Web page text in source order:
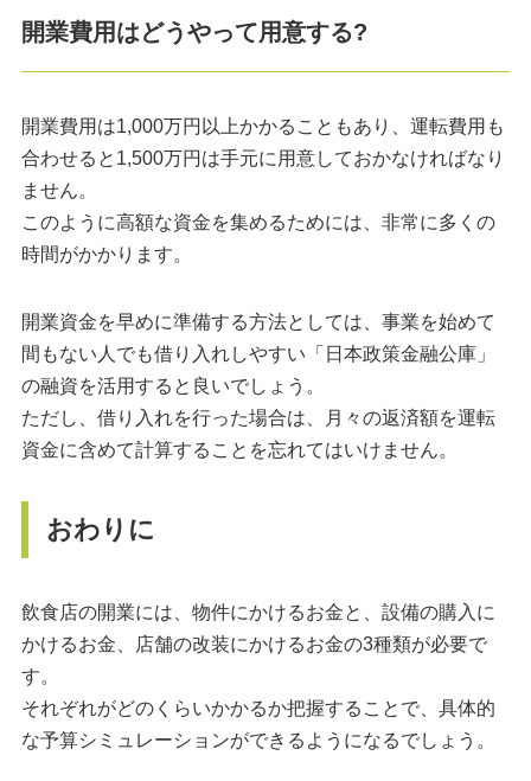
開業費用はどうやって用意する?
開業費用は1,000万円以上かかることもあり、運転費用も
合わせると1,500万円は手元に用意しておかなければなり
ません。
このように高額な資金を集めるためには、非常に多くの
時間がかかります。
開業資金を早めに準備する方法としては、事業を始めて
間もない人でも借り入れしやすい「日本政策金融公庫」
の融資を活用すると良いでしょう。
ただし、借り入れを行った場合は、月々の返済額を運転
資金に含めて計算することを忘れてはいけません。
おわりに
飲食店の開業には、物件にかけるお金と、設備の購入に
かけるお金、店舗の改装にかけるお金の3種類が必要で
す。
それぞれがどのくらいかかるか把握することで、具体的
な予算シミュレーションができるようになるでしょう。